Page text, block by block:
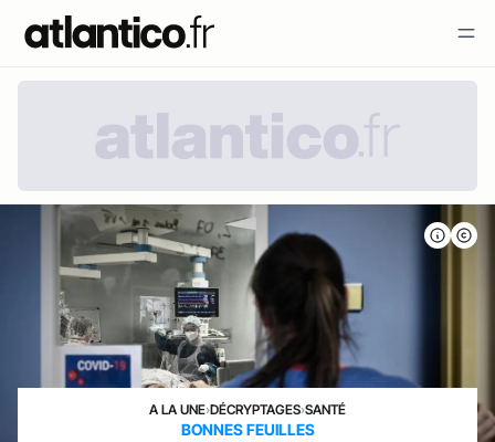
A LA UNE›DÉCRYPTAGES›SANTÉ
BONNES FEUILLES